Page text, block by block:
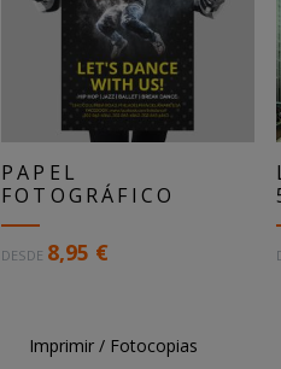
Imprimir / Fotocopias
PAPEL
FOTOGRÁFICO
DESDE 8,95 €